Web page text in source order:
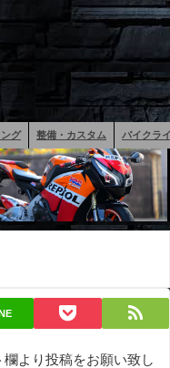
グ 整備・カスタム バイクラ
より投稿をお願い致し